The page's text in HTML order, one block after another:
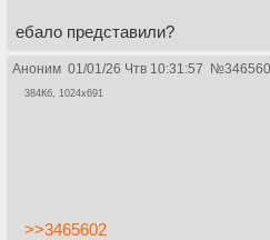
ебало представили?
Аноним 01/01/26 Чтв 10:31:57 №
384Кб, 1024x691
>>3465602